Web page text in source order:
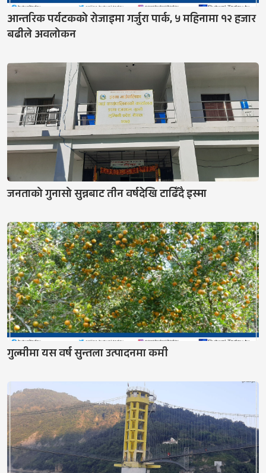
आन्तरिक पर्यटकको रोजाइमा गर्जुरा पार्क, ५ महिनामा १२ हजार
बढीले अवलोकन
जनताको गुनासो सुन्नबाट तीन वर्षदेखि टाढिँदै इस्मा
गुल्मीमा यस वर्ष सुन्तला उत्पादनमा कमी